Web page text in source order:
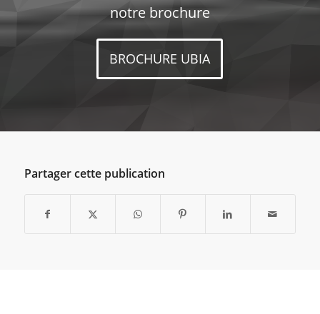
notre brochure
BROCHURE UBIA
Partager cette publication